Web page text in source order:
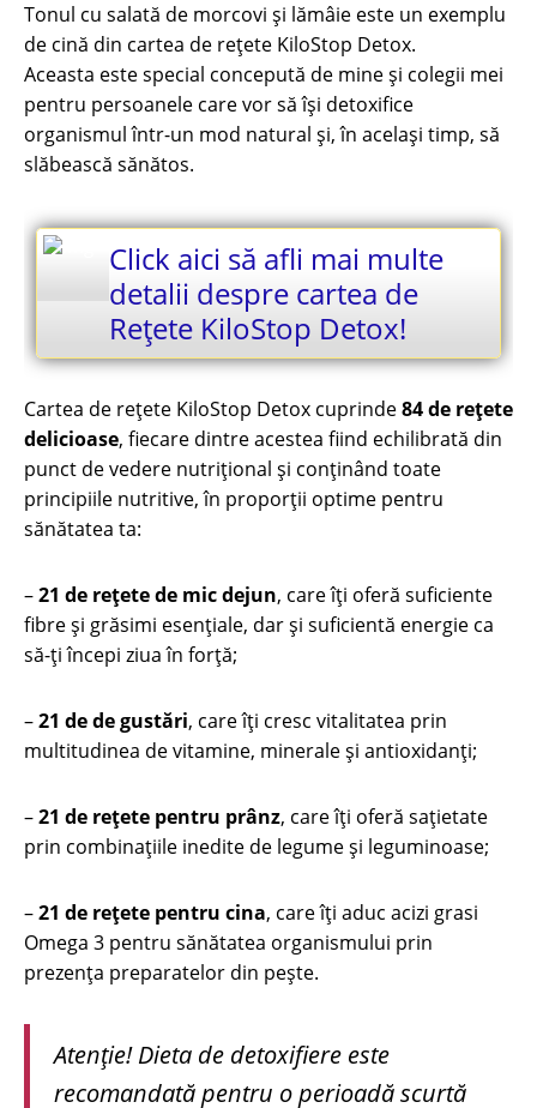
Tonul cu salată de morcovi şi lămâie este un exemplu
de cină din cartea de rețete KiloStop Detox.
Aceasta este special concepută de mine și colegii mei
pentru persoanele care vor să își detoxifice
organismul într-un mod natural și, în același timp, să
slăbească sănătos.
Click aici să afli mai multe
detalii despre cartea de
Rețete KiloStop Detox!
Cartea de rețete KiloStop Detox cuprinde84 de rețete
delicioase, fiecare dintre acestea fiind echilibrată din
punct de vedere nutrițional și conținând toate
principiile nutritive, în proporții optime pentru
sănătatea ta:
–21 de rețete de mic dejun, care îți oferă suficiente
fibre și grăsimi esențiale, dar și suficientă energie ca
să-ți începi ziua în forță;
–21 de de gustări, care îți cresc vitalitatea prin
multitudinea de vitamine, minerale și antioxidanți;
–21 de rețete pentru prânz, care îți oferă sațietate
prin combinațiile inedite de legume și leguminoase;
–21 de rețete pentru cina, care îți aduc acizi grasi
Omega 3 pentru sănătatea organismului prin
prezența preparatelor din pește.
Atenție! Dieta de detoxifiere este
recomandată pentru o perioadă scurtă